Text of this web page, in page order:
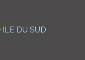
ILE DU SUD